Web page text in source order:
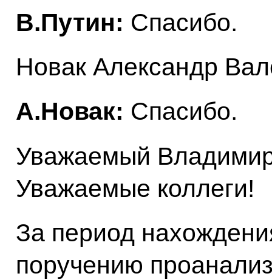
В.Путин: Спасибо.
Новак Александр
А.Новак: Спасибо.
Уважаемый
Уважаемые коллеги!
За период
поручению